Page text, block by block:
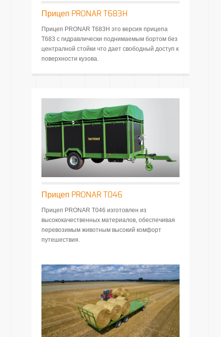
Прицеп PRONAR T683H
Прицеп PRONAR T683H это версия прицепа
Т683 с гидравлически поднимаемым бортом без
централной стойки что дает свободный доступ к
поверхности кузова.
Прицеп PRONAR T046
Прицеп PRONAR T046 изготовлен из
высококачественных материалов, обеспечивая
перевозимым животным высокий комфорт
путешествия.